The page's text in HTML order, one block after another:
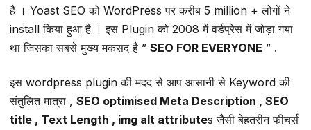
हैं । Yoast SEO को WordPress पर करीब 5 million + लोगों ने
install किया हुआ है । इस Plugin को 2008 में वर्डप्रेस में जोड़ा गया
था जिसका सबसे मुख्य मकसद है ” SEO FOR EVERYONE ” .
इस wordpress plugin की मदद से आप आसानी से Keyword की
संतुलित मात्रा , SEO optimised Meta Description , SEO
title , Text Length , img alt attributes जैसी बेहतरीन फीचर्स